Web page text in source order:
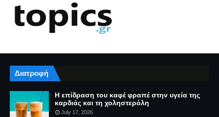
Διατροφή
Η επίδραση του καφέ φραπέ στην υγεία της
καρδιάς και τη χοληστερόλη
July 17, 2026